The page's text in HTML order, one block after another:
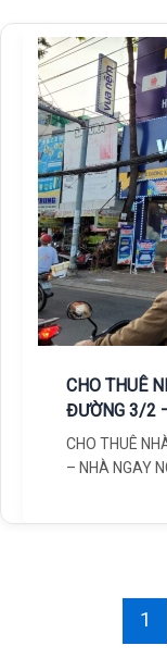
CHO THUÊ
ĐƯỜNG 3/2
NGUYỄN
CHO THUÊ
– NHÀ NGAY
1